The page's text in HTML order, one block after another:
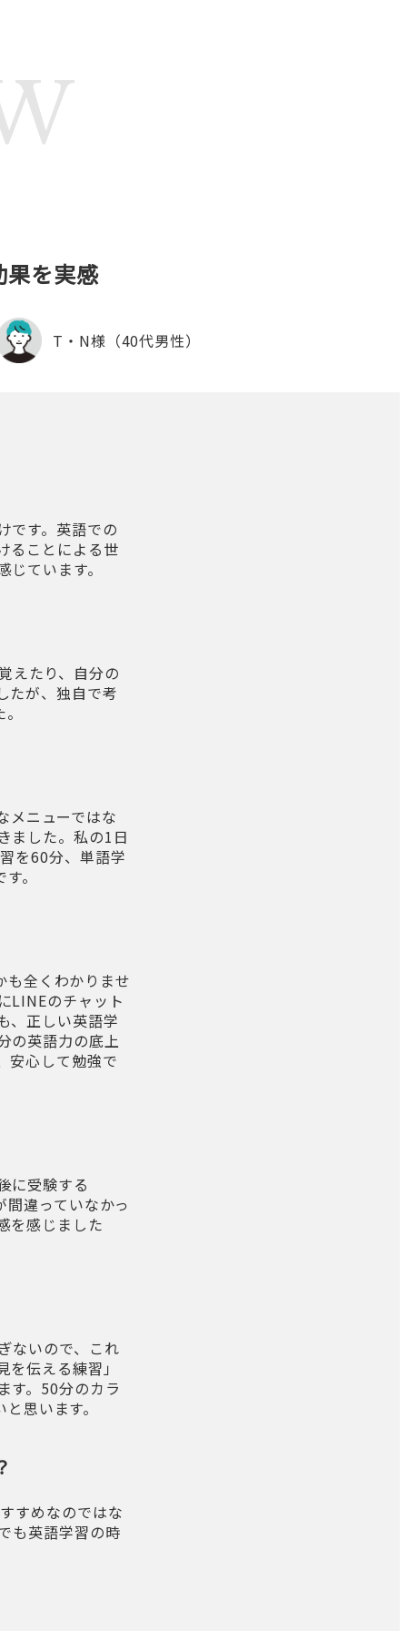
果を実感
T・N様（40代男性）
です。英語での
ることによる世
ています。
えたり、自分の
たが、独自で考
メニューではな
ました。私の1日
を60分、単語学
。
全くわかりませ
LINEのチャット
、正しい英語学
の英語力の底上
安心して勉強で
に受験する
違っていなかっ
を感じました
ないので、これ
伝える練習」
す。50分のカラ
思います。
すめなのではな
も英語学習の時